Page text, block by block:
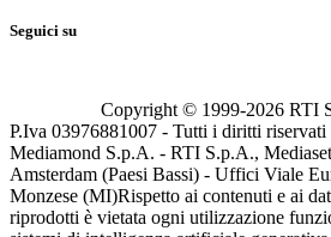
Seguici su
Copyright © 1999-2026 RTI
P.Iva 03976881007 - Tutti i diritti riservati
Mediamond S.p.A. - RTI S.p.A.,
Amsterdam (Paesi Bassi) - Uffici Viale
Monzese (MI)Rispetto ai contenuti e ai
riprodotti è vietata ogni utilizzazione